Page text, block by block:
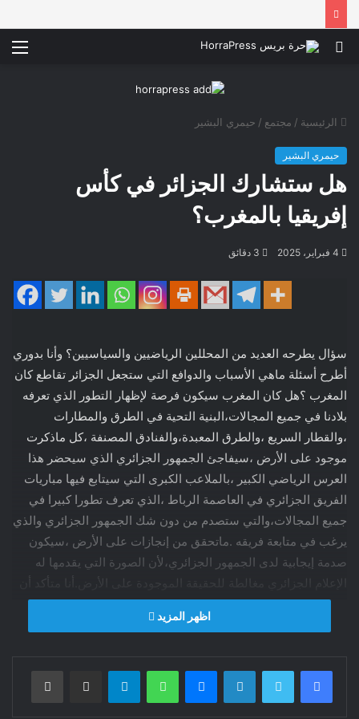
بحث
الرئيسية / مجتمع / حيمري البشير
حيمري البشير
هل ستشارك الجزائر في كأس
إفريقيا بالمغرب؟
4 فبراير، 2025
سؤال يطرحه العديد من المحللين الرياضيين والسياسيين؟ وأنا بدوري
أطرح أسئلة ماهي الأسباب والدوافع التي ستجعل الجزائر تقاطع كان
المغرب ؟هل كان المغرب سيكون فرصة لإظهار التطور الذي تعرفه
بلادنا في جميع المجالات،البنية التحية في الطرق والمطارات
،والقطار السريع ،والطرق المعبدة،والفنادق المصنفة ،كل ماذكرت
موجود على الأرض ،سيفاجئ الجمهور الجزائري الذي سيحضر هذا
العرس الرياضي الكبير ،بالملاعب الكبرى التي سيتابع فيها مباريات
الفريق الجزائري في العاصمة الرباط ،الذي تعرف تطورا كبيرا في
جميع المجالات،والتي ستصدم من دون شك الجمهور الجزائري والذي
يرغب في متابعة فريقه .ماتحقق من إنجازات على الأرض ،سيكون
صدمة إيجابية لدى الجمهور الجزائري،لأن الصورة التي يقدمها له
الإعلام الجزائري مغالطة للحقيقة الموجودة على الأرض.أنا متأكد أن
كل الجزائريين سيغيرون موقفهم من المغرب والصورة التي يقدمها
الإعلام الرسمي ووسائل التواصل الإجتماعي التي يجنّدها النظام
للمغاربة وللإعلام المغرب لتصحيح المعطيات المتجدرة في عقول
الشعب الجزائري عن المغرب والمغاربة والتاريخ المشترك وماقدمه
اظهر المزيد
فيسبوك تويتر لينكدإن ماسنجر واتساب تيلقرام مشاركة عبر البريد طباعة